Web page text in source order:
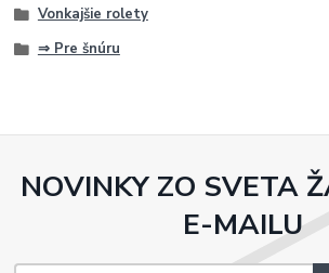
Vonkajšie rolety
⇒ Pre šnúru
NOVINKY ZO SVETA
E-MAILU